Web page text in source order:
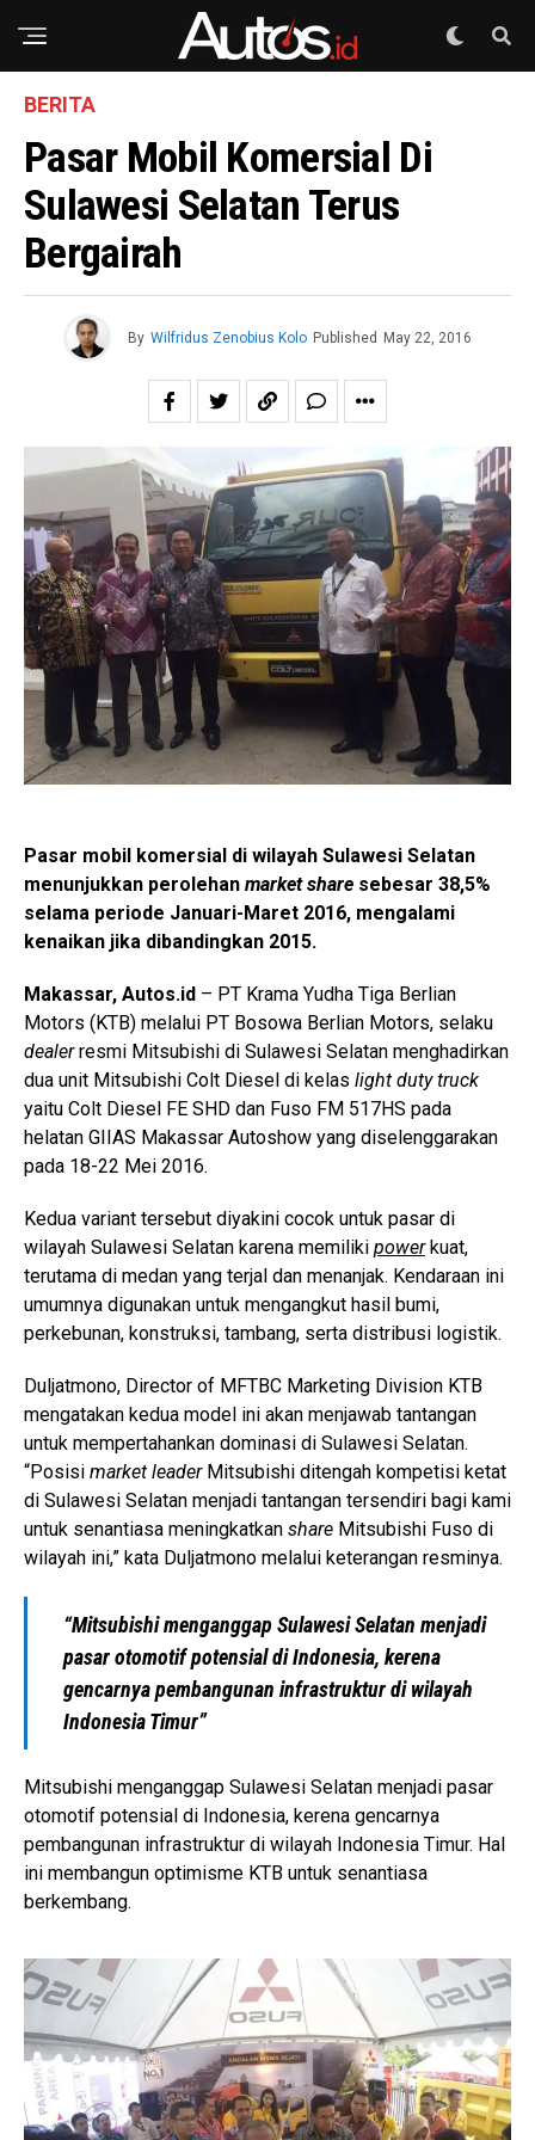
BERITA
Pasar Mobil Komersial Di
Sulawesi Selatan Terus
Bergairah
By Wilfridus Zenobius Kolo Published May 22, 2016
Pasar mobil komersial di wilayah Sulawesi Selatan
menunjukkan perolehan market share sebesar 38,5%
selama periode Januari-Maret 2016, mengalami
kenaikan jika dibandingkan 2015.
Makassar, Autos.id – PT Krama Yudha Tiga Berlian
Motors (KTB) melalui PT Bosowa Berlian Motors, selaku
dealerresmi Mitsubishi di Sulawesi Selatan menghadirkan
dua unit Mitsubishi Colt Diesel di kelas light duty truck
yaitu Colt Diesel FE SHD dan Fuso FM 517HS pada
helatan GIIAS Makassar Autoshow yang diselenggarakan
pada 18-22 Mei 2016.
Kedua variant tersebut diyakini cocok untuk pasar di
wilayah Sulawesi Selatan karena memiliki powerkuat,
terutama di medan yang terjal dan menanjak. Kendaraan ini
umumnya digunakan untuk mengangkut hasil bumi,
perkebunan, konstruksi, tambang, serta distribusi logistik.
Duljatmono, Director of MFTBC Marketing Division KTB
mengatakan kedua model ini akan menjawab tantangan
untuk mempertahankan dominasi di Sulawesi Selatan.
“Posisi market leaderMitsubishi ditengah kompetisi ketat
di Sulawesi Selatan menjadi tantangan tersendiri bagi kami
untuk senantiasa meningkatkan share Mitsubishi Fuso di
wilayah ini,” kata Duljatmono melalui keterangan resminya.
“Mitsubishi menganggap Sulawesi Selatan menjadi
pasar otomotif potensial di Indonesia, kerena
gencarnya pembangunan infrastruktur di wilayah
Indonesia Timur”
Mitsubishi menganggap Sulawesi Selatan menjadi pasar
otomotif potensial di Indonesia, kerena gencarnya
pembangunan infrastruktur di wilayah Indonesia Timur. Hal
ini membangun optimisme KTB untuk senantiasa
berkembang.